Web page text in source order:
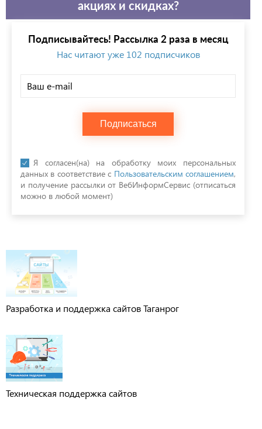
акциях и скидках?
Подписывайтесь! Рассылка 2 раза в месяц
Нас читают уже 102 подписчиков
Подписаться
Я согласен(на) на обработку моих персональных
данных в соответствие с Пользовательским соглашением,
и получение рассылки от ВебИнформСервис (отписаться
можно в любой момент)
Разработка и поддержка сайтов Таганрог
Техническая поддержка сайтов